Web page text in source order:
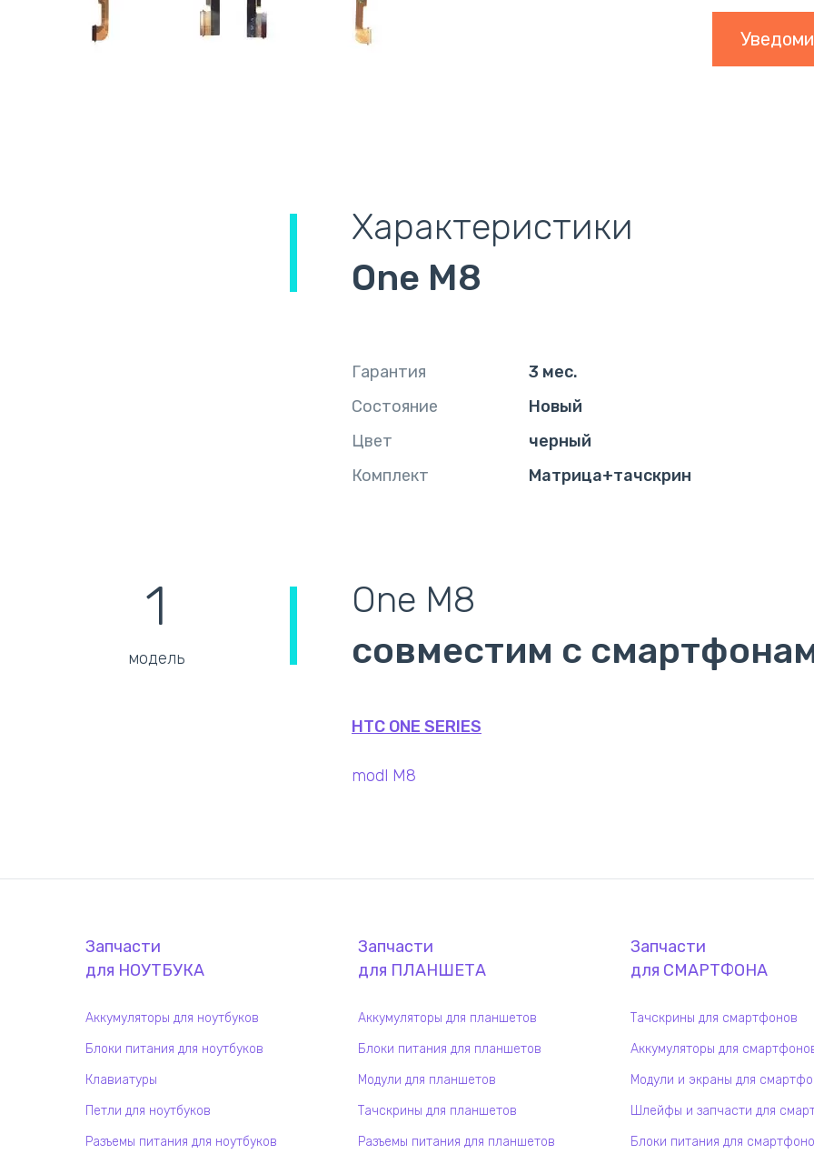
Характеристики
One M8
Гарантия
3 мес.
Состояние
Новый
Цвет
черный
Комплект
Матрица+тачскрин
1
модель
One M8
совместим с
HTC ONE SERIES
modl M8
Запчасти
для НОУТБУКА
Аккумуляторы для ноутбуков
Блоки питания для ноутбуков
Клавиатуры
Петли для ноутбуков
Разъемы питания для ноутбуков
Запчасти
для ПЛАНШЕТА
Аккумуляторы для планшетов
Блоки питания для планшетов
Модули для планшетов
Тачскрины для планшетов
Разъемы питания для планшетов
Запчасти
для СМАРТФОНА
Тачскрины для смартфонов
Аккумуляторы для
Модули и экраны для
Шлейфы и запчасти для
Блоки питания для